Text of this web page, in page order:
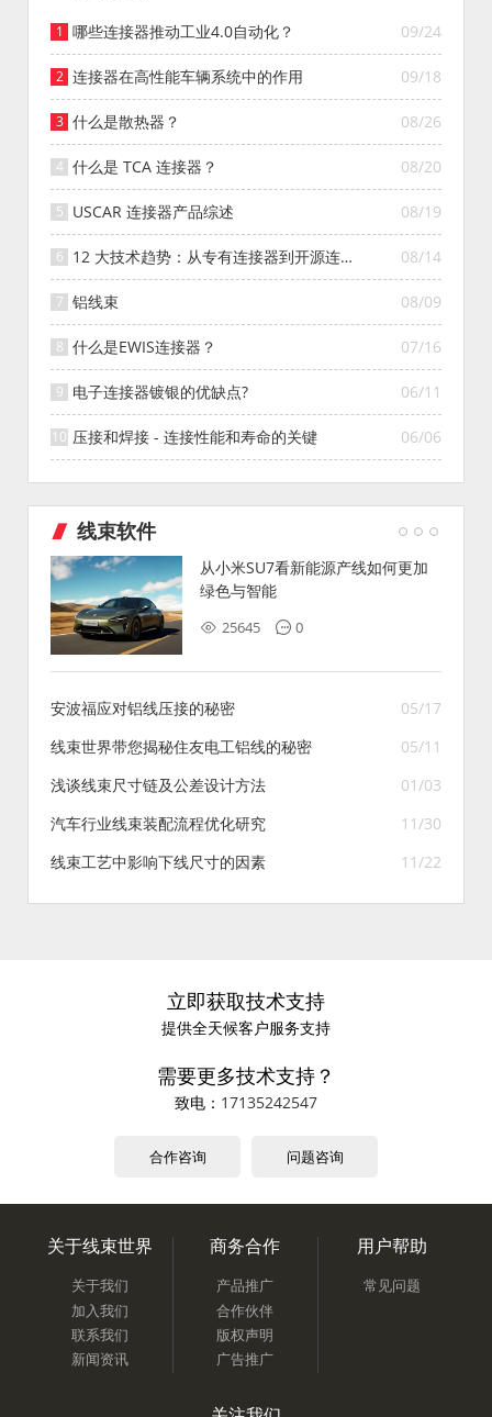
09/24
哪些连接器推动工业4.0自动化？
09/18
连接器在高性能车辆系统中的作用
08/26
什么是散热器？
08/20
什么是 TCA 连接器？
08/19
USCAR 连接器产品综述
08/14
12 大技术趋势：从专有连接器到开源连接
器的演变
08/09
铝线束
07/16
什么是EWIS连接器？
06/11
电子连接器镀银的优缺点?
06/06
压接和焊接 - 连接性能和寿命的关键
线束软件
从小米SU7看新能源产线如何更加
绿色与智能
25645 0
05/17
安波福应对铝线压接的秘密
05/11
线束世界带您揭秘住友电工铝线的秘密
01/03
浅谈线束尺寸链及公差设计方法
11/30
汽车行业线束装配流程优化研究
11/22
线束工艺中影响下线尺寸的因素
立即获取技术支持
提供全天候客户服务支持
需要更多技术支持？
致电： 17135242547
合作咨询 问题咨询
关于线束世界
关于我们
加入我们
联系我们
新闻资讯
商务合作
产品推广
合作伙伴
版权声明
广告推广
用户帮助
常见问题